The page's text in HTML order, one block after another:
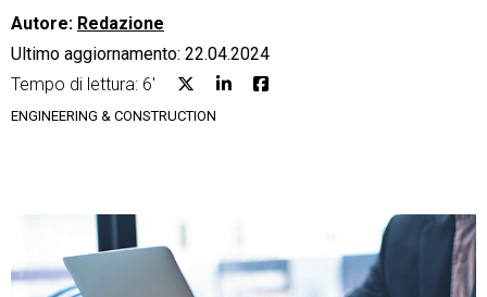
Ecommerce
Financial Solutions
Autore: Redazione
Ultimo aggiornamento: 22.04.2024
Tempo di lettura: 6'
ENGINEERING & CONSTRUCTION